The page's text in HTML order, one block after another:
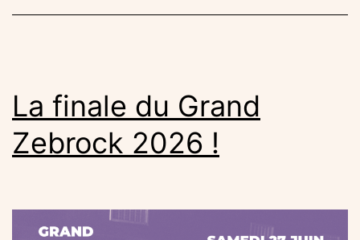
/
La finale du Grand
Zebrock 2026 !